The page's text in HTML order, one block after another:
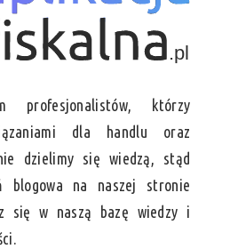
profesjonalistów, którzy
dla handlu oraz
dzielimy się wiedzą, stąd
blogowa na naszej stronie
się w naszą bazę wiedzy i